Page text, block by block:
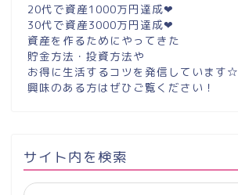
20代で資産1000万円達成❤︎
30代で資産3000万円達成❤︎
資産を作るためにやってきた
貯金方法・投資方法や
お得に生活するコツを発信しています☆
興味のある方はぜひご覧ください！
サイト内を検索